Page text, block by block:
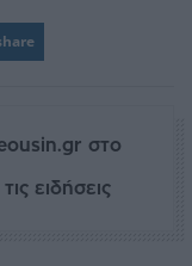
στο
ειδήσεις